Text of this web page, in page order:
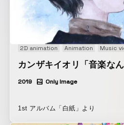
2D animation Animation Music
カンザキイオリ「音楽な
2019 Only Image
1st アルバム「白紙」より